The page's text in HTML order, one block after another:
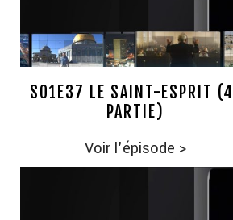
S01E37 LE SAINT-ESPRIT
PARTIE)
Voir l'épisode >